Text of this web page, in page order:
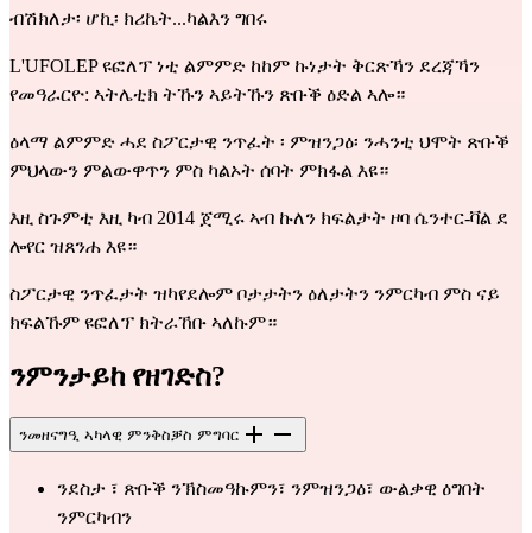
ብሽክለታ፡ ሆኪ፡ ክሪኬት...ካልእን ግበሩ
L'UFOLEP ዩፎለፕ ነቲ ልምምድ ከከም ኩነታት ቅርጽኻን ደረጃኻን
የመዓራርዮ: ኣትሌቲክ ትኹን ኣይትኹን ጽቡቕ ዕድል ኣሎ።
ዕላማ ልምምድ ሓደ ስፖርታዊ ንጥፈት ፡ ምዝንጋዕ፡ ንሓንቲ ህሞት ጽቡቕ
ምህላውን ምልውዋጥን ምስ ካልኦት ሰባት ምክፋል እዩ።
እዚ ስጉምቲ እዚ ካብ 2014 ጀሚሩ ኣብ ኩለን ክፍልታት ዞባ ሴንተር-ቫል ደ
ሎየር ዝጸንሐ እዩ።
ስፖርታዊ ንጥፈታት ዝካየደሎም ቦታታትን ዕለታትን ንምርካብ ምስ ናይ
ክፍልኹም ዩፎለፕ ክትራኸቡ ኣለኩም።
ንምንታይከ የዘገድስ?
ንመዘናግዒ ኣካላዊ ምንቅስቓስ ምግባር
ንደስታ ፣ ጽቡቕ ንኽስመዓኩምን፣ ንምዝንጋዕ፣ ውልቃዊ ዕግበት
ንምርካብን